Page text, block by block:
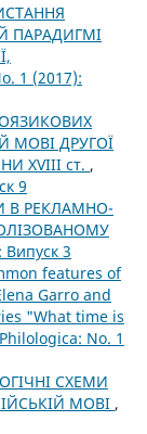
ПАРАДИГМІ
1 (2017):
МОВІ ДРУГОЇ
ХVІІІ ст. ,
9
В РЕКЛАМНО-
3
features of
Garro and
"What time is
No. 1
СХЕМИ
МОВІ ,